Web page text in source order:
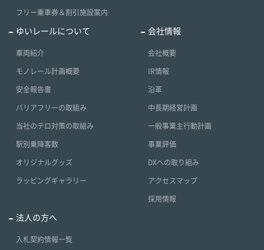
フリー乗車券＆割引施設案内
ゆいレールについて
車両紹介
モノレール計画概要
安全報告書
バリアフリーの取組み
当社のテロ対策の取組み
駅別乗降客数
オリジナルグッズ
ラッピングギャラリー
会社情報
会社概要
IR情報
沿革
中長期経営計画
一般事業主行動計画
事業評価
DXへの取り組み
アクセスマップ
採用情報
法人の方へ
入札契約情報一覧